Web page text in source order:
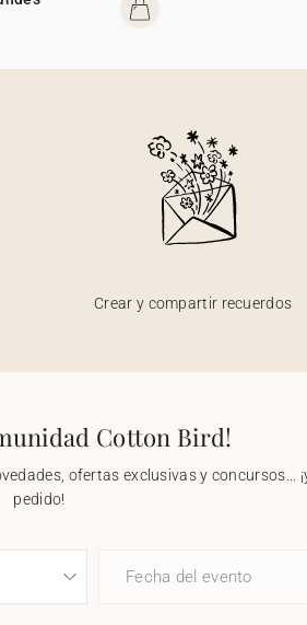
Crear y compartir recuerdos
Cotton Bird!
ofertas exclusivas y concursos...
pedido!
Fecha del evento